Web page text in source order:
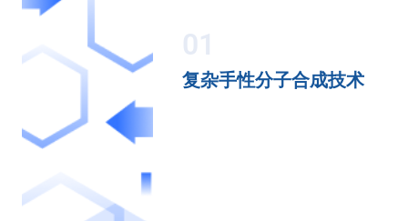
01
复杂手性分子合成技术